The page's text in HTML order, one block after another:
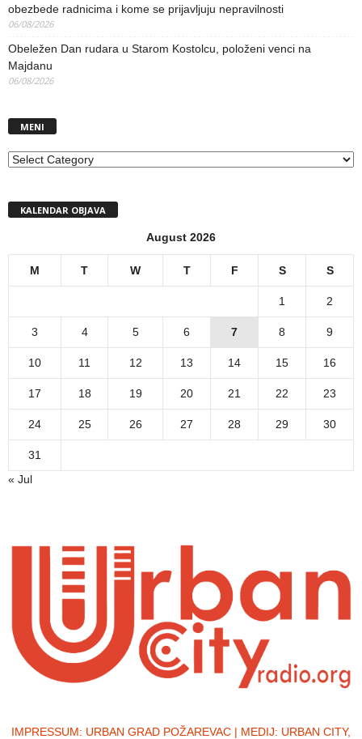
obezbede radnicima i kome se prijavljuju nepravilnosti
06/08/2026
Obeležen Dan rudara u Starom Kostolcu, položeni venci na
Majdanu
06/08/2026
MENI
MENI
KALENDAR OBJAVA
August 2026
M T W T F S S
1 2
3 4 5 6 7 8 9
10 11 12 13 14 15 16
17 18 19 20 21 22 23
24 25 26 27 28 29 30
31
« Jul
IMPRESSUM: URBAN GRAD POŽAREVAC | MEDIJ: URBAN CITY,